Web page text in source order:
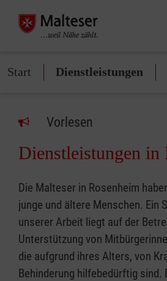
Start Dienstleistungen
Vorlesen
Dienstleistungen in
Die Malteser in Rosenheim
junge und ältere Menschen. Ein
unserer Arbeit liegt auf der
Unterstützung von
die aufgrund ihres Alters, von
Behinderung hilfebedürftig sind.